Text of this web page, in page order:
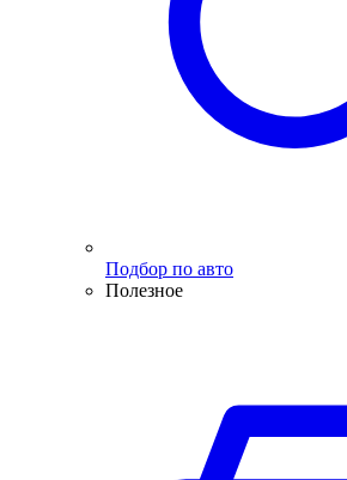
Подбор по авто
Полезное